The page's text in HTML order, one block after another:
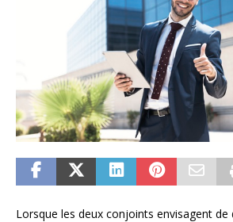
Lorsque les deux conjoints envisagent de